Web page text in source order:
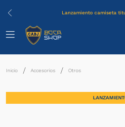
Lanzamiento camiseta
Accesorios Otros